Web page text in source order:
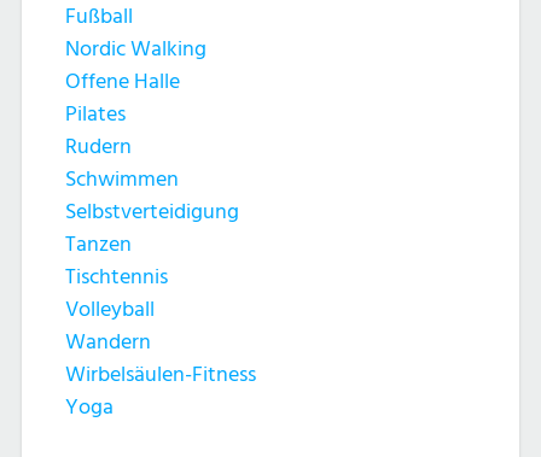
Fußball
Nordic Walking
Offene Halle
Pilates
Rudern
Schwimmen
Selbstverteidigung
Tanzen
Tischtennis
Volleyball
Wandern
Wirbelsäulen-Fitness
Yoga